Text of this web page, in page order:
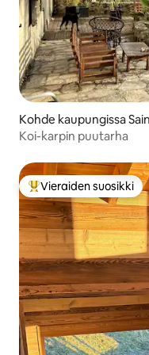
Kohde kaupungissa
Koi-karpin puutarha
Vieraiden suosikkien
Vieraiden suosikki